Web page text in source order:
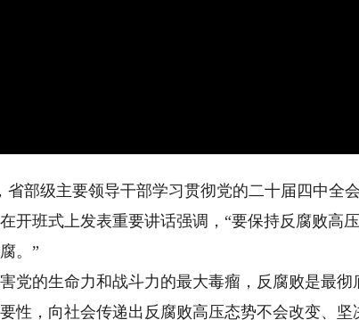
级主要领导干部学习贯彻党的二十届四中全会
开班式上发表重要讲话强调，“要保持反腐败高
。”
的生命力和战斗力的最大毒瘤，反腐败是最彻
性，向社会传递出反腐败高压态势不会改变、坚